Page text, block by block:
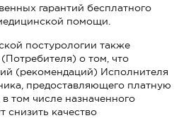
гарантий бесплатного
помощи.
постурологии также
о том, что
(рекомендаций) Исполнителя
предоставляющего платную
том числе назначенного
снизить качество